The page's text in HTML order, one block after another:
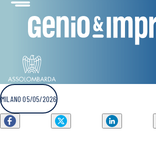
MILANO 05/05/2026